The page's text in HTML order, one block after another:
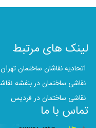
لینک های مرتبط
اتحادیه نقاشان ساختمان تهران
نقاشی ساختمان در بنفشه
نقاشی ساختمان در فردیس
تماس با ما